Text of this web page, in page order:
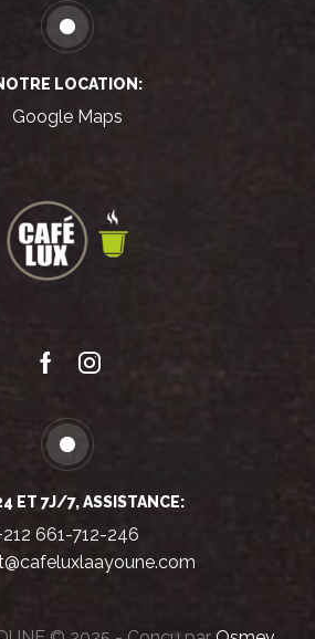
LOCATION:
Google Maps
FacebookInstagram
ET 7J/7, ASSISTANCE:
661-712-246